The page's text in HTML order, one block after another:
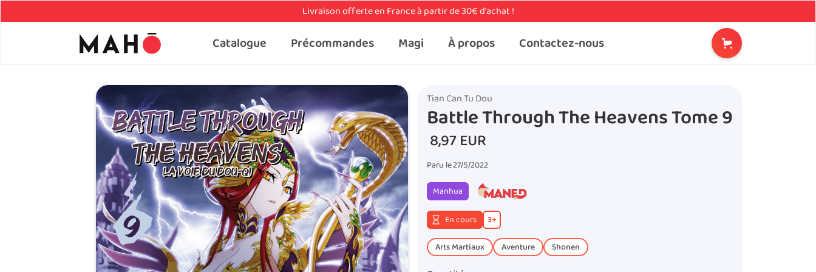
Livraison offerte en France à partir de 30€ d'achat !
Catalogue Précommandes Magi À propos Contactez-nous
Tian Can Tu Dou
Battle Through The Heavens Tome 9
8,97 EUR
Paru le27/5/2022
Manhua
En cours 3+
Arts Martiaux Aventure Shonen